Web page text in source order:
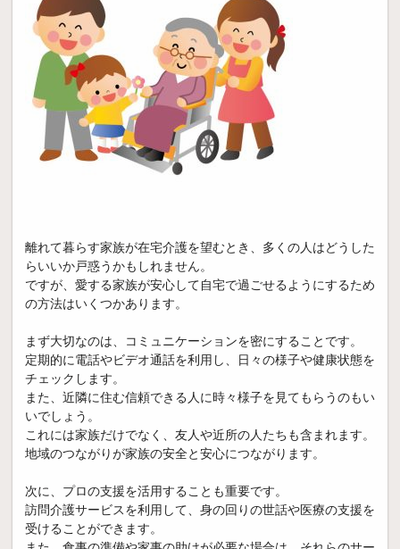
離れて暮らす家族が在宅介護を望むとき、多くの人はどうした
らいいか戸惑うかもしれません。
ですが、愛する家族が安心して自宅で過ごせるようにするため
の方法はいくつかあります。
まず大切なのは、コミュニケーションを密にすることです。
定期的に電話やビデオ通話を利用し、日々の様子や健康状態を
チェックします。
また、近隣に住む信頼できる人に時々様子を見てもらうのもい
いでしょう。
これには家族だけでなく、友人や近所の人たちも含まれます。
地域のつながりが家族の安全と安心につながります。
次に、プロの支援を活用することも重要です。
訪問介護サービスを利用して、身の回りの世話や医療の支援を
受けることができます。